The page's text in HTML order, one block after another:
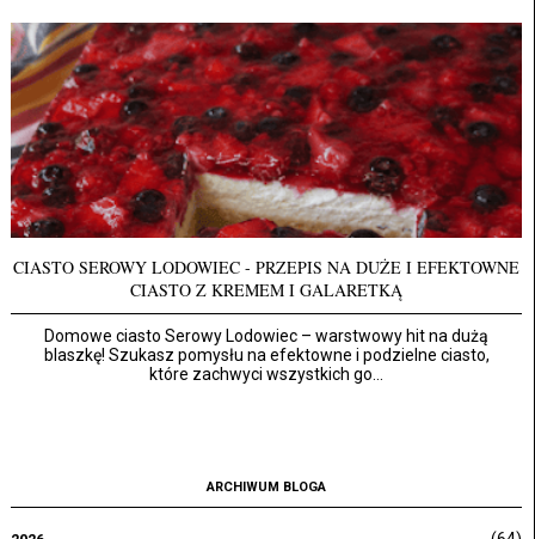
CIASTO SEROWY LODOWIEC - PRZEPIS NA DUŻE I EFEKTOWNE
CIASTO Z KREMEM I GALARETKĄ
Domowe ciasto Serowy Lodowiec – warstwowy hit na dużą
blaszkę! Szukasz pomysłu na efektowne i podzielne ciasto,
które zachwyci wszystkich go...
ARCHIWUM BLOGA